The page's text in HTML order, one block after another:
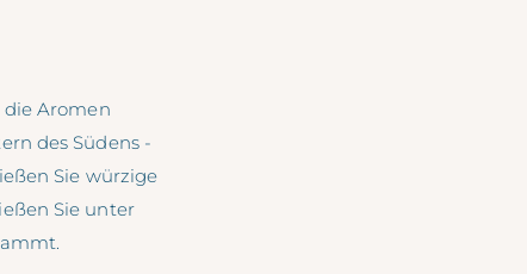
die Aromen
des Südens -
Sie würzige
Sie unter